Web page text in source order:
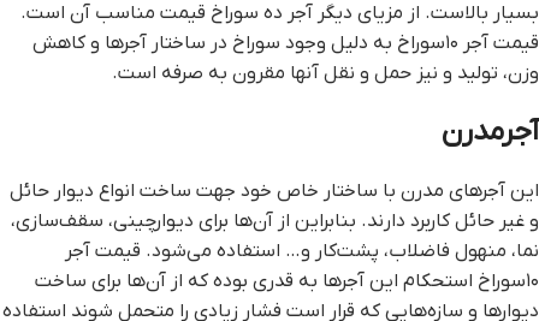
بسیار بالاست. از مزیای دیگر آجر ده سوراخ قیمت مناسب آن است.
قیمت آجر ۱۰سوراخ به دلیل وجود سوراخ در ساختار آجرها و کاهش
وزن، تولید و نیز حمل‌ و نقل آنها مقرون به ‌صرفه است.
آجرمدرن
این آجرهای مدرن با ساختار خاص خود جهت ساخت انواع دیوار حائل
و غیر حائل کاربرد دارند. بنابراین از آن‌ها برای دیوارچینی، سقف‌سازی،
نما، منهول فاضلاب، پشت‌کار و… استفاده می‌شود. قیمت آجر
۱۰سوراخ استحکام این آجرها به قدری بوده که از آن‌ها برای ساخت
دیوارها و سازه‌هایی که قرار است فشار زیادی را متحمل شوند استفاده